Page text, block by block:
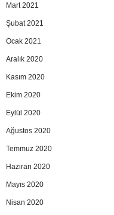
Mart 2021
Şubat 2021
Ocak 2021
Aralık 2020
Kasım 2020
Ekim 2020
Eylül 2020
Ağustos 2020
Temmuz 2020
Haziran 2020
Mayıs 2020
Nisan 2020